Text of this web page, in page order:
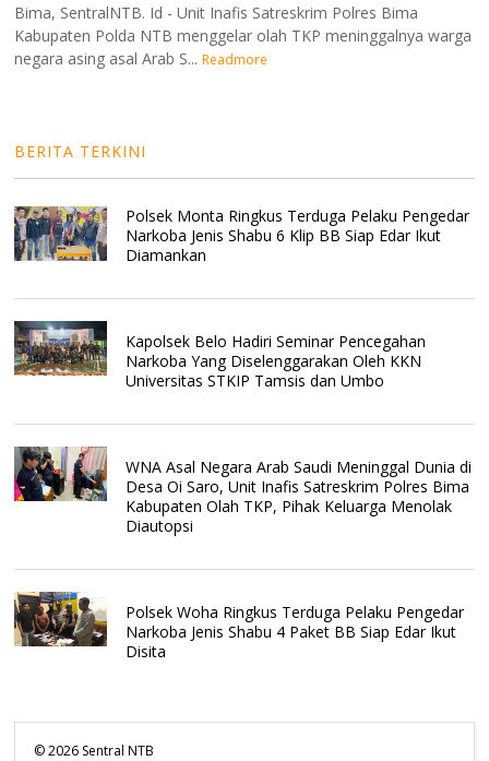
Bima, SentralNTB. Id - Unit Inafis Satreskrim Polres Bima
Kabupaten Polda NTB menggelar olah TKP meninggalnya warga
negara asing asal Arab S... Readmore
BERITA TERKINI
Polsek Monta Ringkus Terduga Pelaku Pengedar
Narkoba Jenis Shabu 6 Klip BB Siap Edar Ikut
Diamankan
Kapolsek Belo Hadiri Seminar Pencegahan
Narkoba Yang Diselenggarakan Oleh KKN
Universitas STKIP Tamsis dan Umbo
WNA Asal Negara Arab Saudi Meninggal Dunia di
Desa Oi Saro, Unit Inafis Satreskrim Polres Bima
Kabupaten Olah TKP, Pihak Keluarga Menolak
Diautopsi
Polsek Woha Ringkus Terduga Pelaku Pengedar
Narkoba Jenis Shabu 4 Paket BB Siap Edar Ikut
Disita
©2026 Sentral NTB